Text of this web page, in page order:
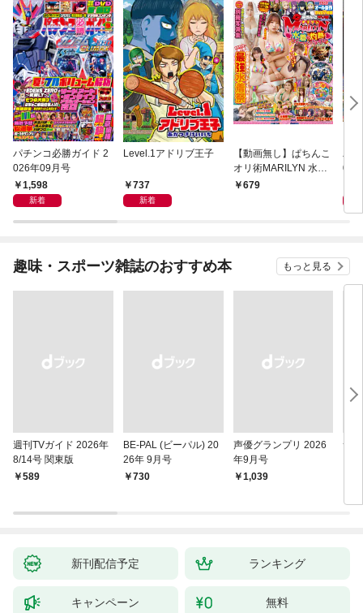
パチンコ必勝ガイド 2
026年09月号
1,598
新着
Level.1アドリブ王子
737
新着
【動画無し】ぱちんこ
オリ術MARILYN 水着d
e灼熱フィーバータイ
679
パ
026
趣味・スポーツ雑誌のおすすめ本 もっと見る
週刊TVガイド 2026年
8/14号 関東版
￥589
BE-PAL (ビーパル) 20
26年 9月号
￥730
声優グランプリ 2026
年9月号
￥1,039
サ
新刊配信予定 ランキング
キャンペーン 無料